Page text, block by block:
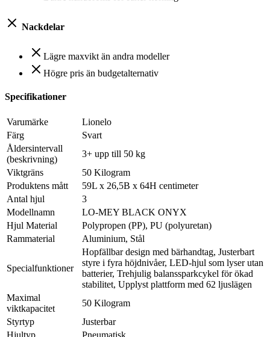
Nackdelar
Lägre maxvikt än andra modeller
Högre pris än budgetalternativ
Specifikationer
Varumärke
Lionelo
Färg
Svart
Åldersintervall
(beskrivning)
3+ upp till 50 kg
Viktgräns
50 Kilogram
Produktens mått
59L x 26,5B x 64H centimeter
Antal hjul
3
Modellnamn
LO-MEY BLACK ONYX
Hjul Material
Polypropen (PP), PU (polyuretan)
Rammaterial
Aluminium, Stål
Specialfunktioner
Hopfällbar design med bärhandtag, Justerbart
styre i fyra höjdnivåer, LED-hjul som lyser utan
batterier, Trehjulig balanssparkcykel för ökad
stabilitet, Upplyst plattform med 62 ljuslägen
Maximal
viktkapacitet
50 Kilogram
Styrtyp
Justerbar